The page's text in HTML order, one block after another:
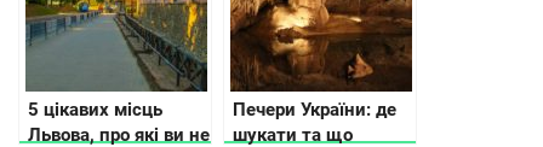
5 цікавих місць
Львова, про які ви не
Печери України: де
шукати та що